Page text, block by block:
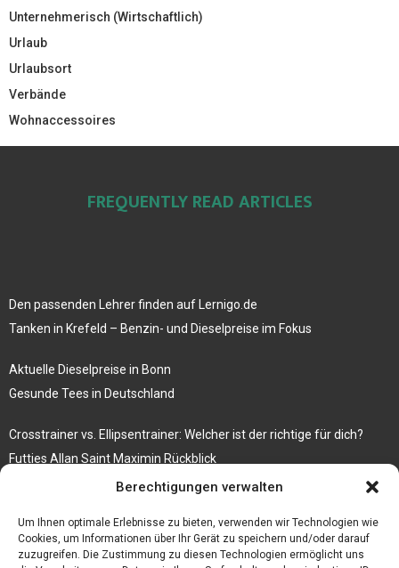
Berechtigungen verwalten
Um Ihnen optimale Erlebnisse zu bieten, verwenden wir Technologien wie
Cookies, um Informationen über Ihr Gerät zu speichern und/oder darauf
zuzugreifen. Die Zustimmung zu diesen Technologien ermöglicht uns
Unternehmerisch (Wirtschaftlich)
Urlaub
Urlaubsort
Verbände
Wohnaccessoires
FREQUENTLY READ ARTICLES
Den passenden Lehrer finden auf Lernigo.de
Tanken in Krefeld – Benzin- und Dieselpreise im Fokus
Aktuelle Dieselpreise in Bonn
Gesunde Tees in Deutschland
Crosstrainer vs. Ellipsentrainer: Welcher ist der richtige für dich?
Futties Allan Saint Maximin Rückblick
Rosenbogen mit Tor Bestseller
Tische aus Gerüstbrettern